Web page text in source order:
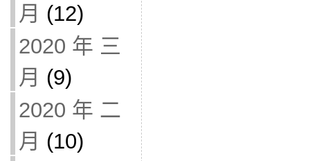
月 (12)
2020 年 三
月 (9)
2020 年 二
月 (10)